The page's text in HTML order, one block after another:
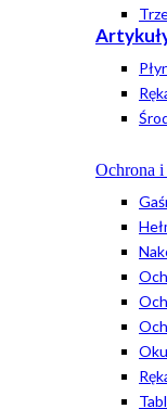
Ochrona i